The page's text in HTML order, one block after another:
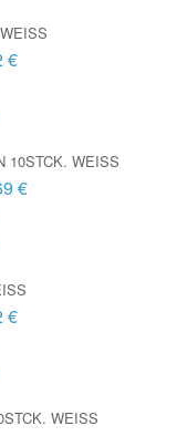
€
WEISS
€
€
WEISS